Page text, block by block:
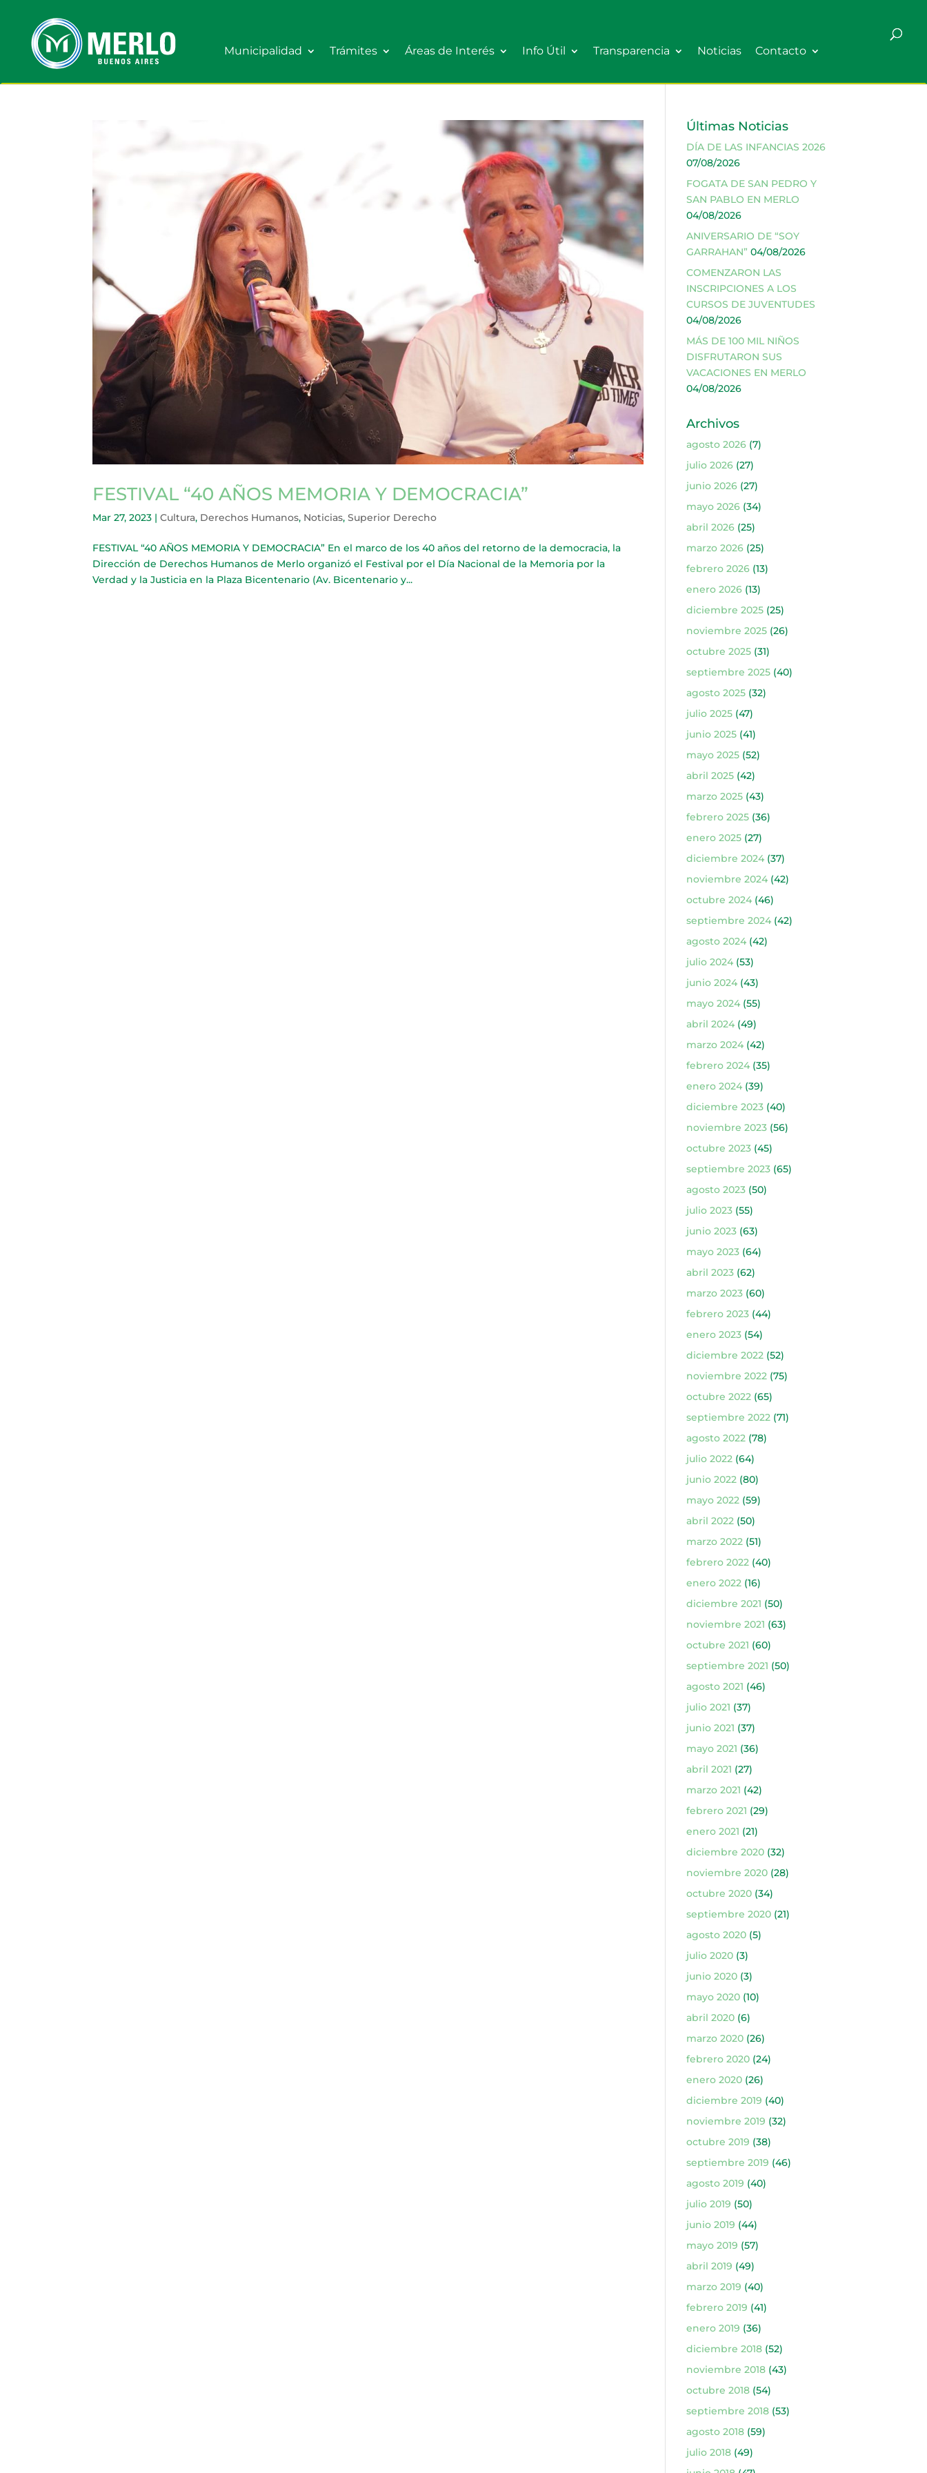
Municipalidad Trámites Áreas de Interés Info Útil Transparencia Noticias Contacto
FESTIVAL “40 AÑOS MEMORIA Y DEMOCRACIA”
Mar 27, 2023 |Cultura, Derechos Humanos, Noticias,Superior Derecho
FESTIVAL “40 AÑOS MEMORIA Y DEMOCRACIA” En el marco de los 40 años del retorno de la democracia, la
Dirección de Derechos Humanos de Merlo organizó el Festival por el Día Nacional de la Memoria por la
Verdad y la Justicia en la Plaza Bicentenario (Av. Bicentenario y...
Últimas Noticias
DÍA DE LAS INFANCIAS 2026
07/08/2026
FOGATA DE SAN PEDRO Y
SAN PABLO EN MERLO
04/08/2026
ANIVERSARIO DE “SOY
GARRAHAN” 04/08/2026
COMENZARON LAS
INSCRIPCIONES A LOS
CURSOS DE JUVENTUDES
04/08/2026
MÁS DE 100 MIL NIÑOS
DISFRUTARON SUS
VACACIONES EN MERLO
04/08/2026
Archivos
agosto 2026(7)
julio 2026(27)
junio 2026(27)
mayo 2026(34)
abril 2026(25)
marzo 2026(25)
febrero 2026(13)
enero 2026(13)
diciembre 2025(25)
noviembre 2025(26)
octubre 2025(31)
septiembre 2025(40)
agosto 2025(32)
julio 2025(47)
junio 2025(41)
mayo 2025(52)
abril 2025(42)
marzo 2025(43)
febrero 2025(36)
enero 2025(27)
diciembre 2024(37)
noviembre 2024(42)
octubre 2024(46)
septiembre 2024(42)
agosto 2024(42)
julio 2024(53)
junio 2024(43)
mayo 2024(55)
abril 2024(49)
marzo 2024(42)
febrero 2024(35)
enero 2024(39)
diciembre 2023(40)
noviembre 2023(56)
octubre 2023(45)
septiembre 2023(65)
agosto 2023(50)
julio 2023(55)
junio 2023(63)
mayo 2023(64)
abril 2023(62)
marzo 2023(60)
febrero 2023(44)
enero 2023(54)
diciembre 2022(52)
noviembre 2022(75)
octubre 2022(65)
septiembre 2022(71)
agosto 2022(78)
julio 2022(64)
junio 2022(80)
mayo 2022(59)
abril 2022(50)
marzo 2022(51)
febrero 2022(40)
enero 2022(16)
diciembre 2021 (50)
noviembre 2021 (63)
octubre 2021 (60)
septiembre 2021 (50)
agosto 2021 (46)
julio 2021 (37)
junio 2021 (37)
mayo 2021 (36)
abril 2021 (27)
marzo 2021 (42)
febrero 2021 (29)
enero 2021 (21)
diciembre 2020(32)
noviembre 2020(28)
octubre 2020(34)
septiembre 2020(21)
agosto 2020(5)
julio 2020(3)
junio 2020(3)
mayo 2020(10)
abril 2020(6)
marzo 2020(26)
febrero 2020(24)
enero 2020(26)
diciembre 2019 (40)
noviembre 2019 (32)
octubre 2019 (38)
septiembre 2019 (46)
agosto 2019 (40)
julio 2019 (50)
junio 2019 (44)
mayo 2019 (57)
abril 2019 (49)
marzo 2019 (40)
febrero 2019 (41)
enero 2019 (36)
diciembre 2018(52)
noviembre 2018(43)
octubre 2018(54)
septiembre 2018(53)
agosto 2018(59)
julio 2018(49)